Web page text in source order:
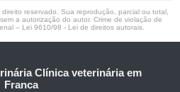
reservado. Sua reprodução, parcial ou total,
a autorização do autor. Crime de violação de
– Lei 9610/98 - Lei de direitos autorais.
Clínica veterinária em
Franca